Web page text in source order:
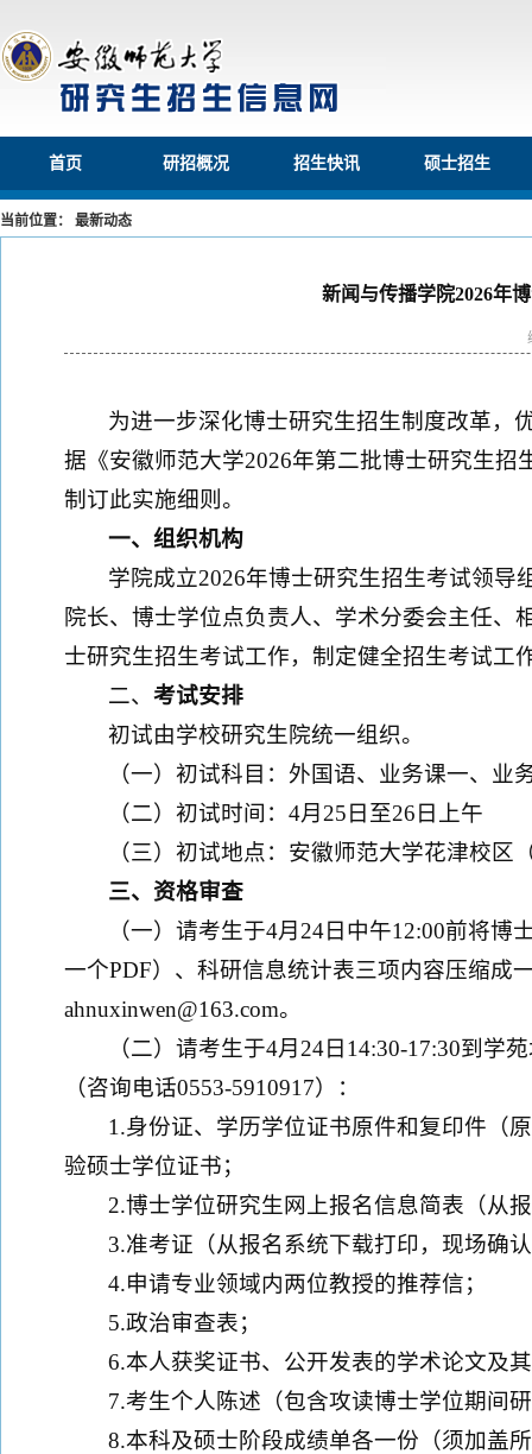
首页 研招概况 招生快讯 硕士招生
当前位置： 最新动态
新闻与传播学院2026年
为进一步深化博士研究生招生制度改革，
据《安徽师范大学2026年第二批博士研究生
制订此实施细则。
一、组织机构
学院成立2026年博士研究生招生考试领
院长、博士学位点负责人、学术分委会主任
士研究生招生考试工作，制定健全招生考试工
二、考试安排
初试由学校研究生院统一组织。
（一）初试科目：外国语、业务课一、业
（二）初试时间：4月25日至26日上午
（三）初试地点：安徽师范大学花津校区
三、资格审查
（一）请考生于4月24日中午12:00前将
一个PDF）、科研信息统计表三项内容压缩成
ahnuxinwen@163.com。
（二）请考生于4月24日14:30-17:30到学
（咨询电话0553-5910917）：
1.身份证、学历学位证书原件和复印件（
验硕士学位证书；
2.博士学位研究生网上报名信息简表（从
3.准考证（从报名系统下载打印，现场确
4.申请专业领域内两位教授的推荐信；
5.政治审查表；
6.本人获奖证书、公开发表的学术论文及
7.考生个人陈述（包含攻读博士学位期间
8.本科及硕士阶段成绩单各一份（须加盖